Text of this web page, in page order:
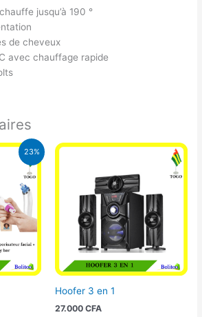
jusqu’à 190 °
de cheveux
avec chauffage rapide
23%
Le
prix
actuel
49.900 CFA.
Hoofer 3 en 1
27.000 CFA